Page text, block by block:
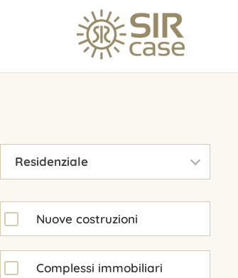
Residenziale
▾
Nuove costruzioni
Complessi immobiliari